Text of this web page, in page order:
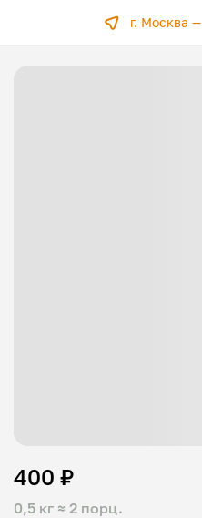
г. Москва —
0,5 кг ≈ 2 порц.
400 ₽